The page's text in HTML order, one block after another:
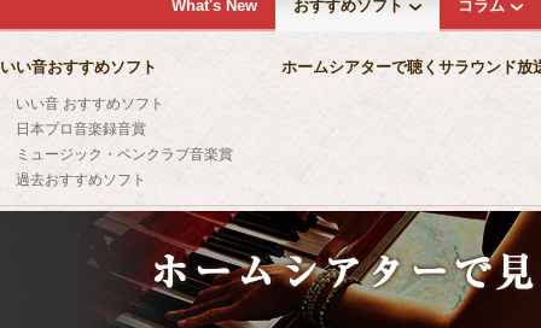
What's New おすすめソフト
いい音おすすめソフト
いい音 おすすめソフト
日本プロ音楽録音賞
ミュージック・ペンクラブ音楽賞
過去おすすめソフト
ホームシアターで聴くサラウンド放
コラム